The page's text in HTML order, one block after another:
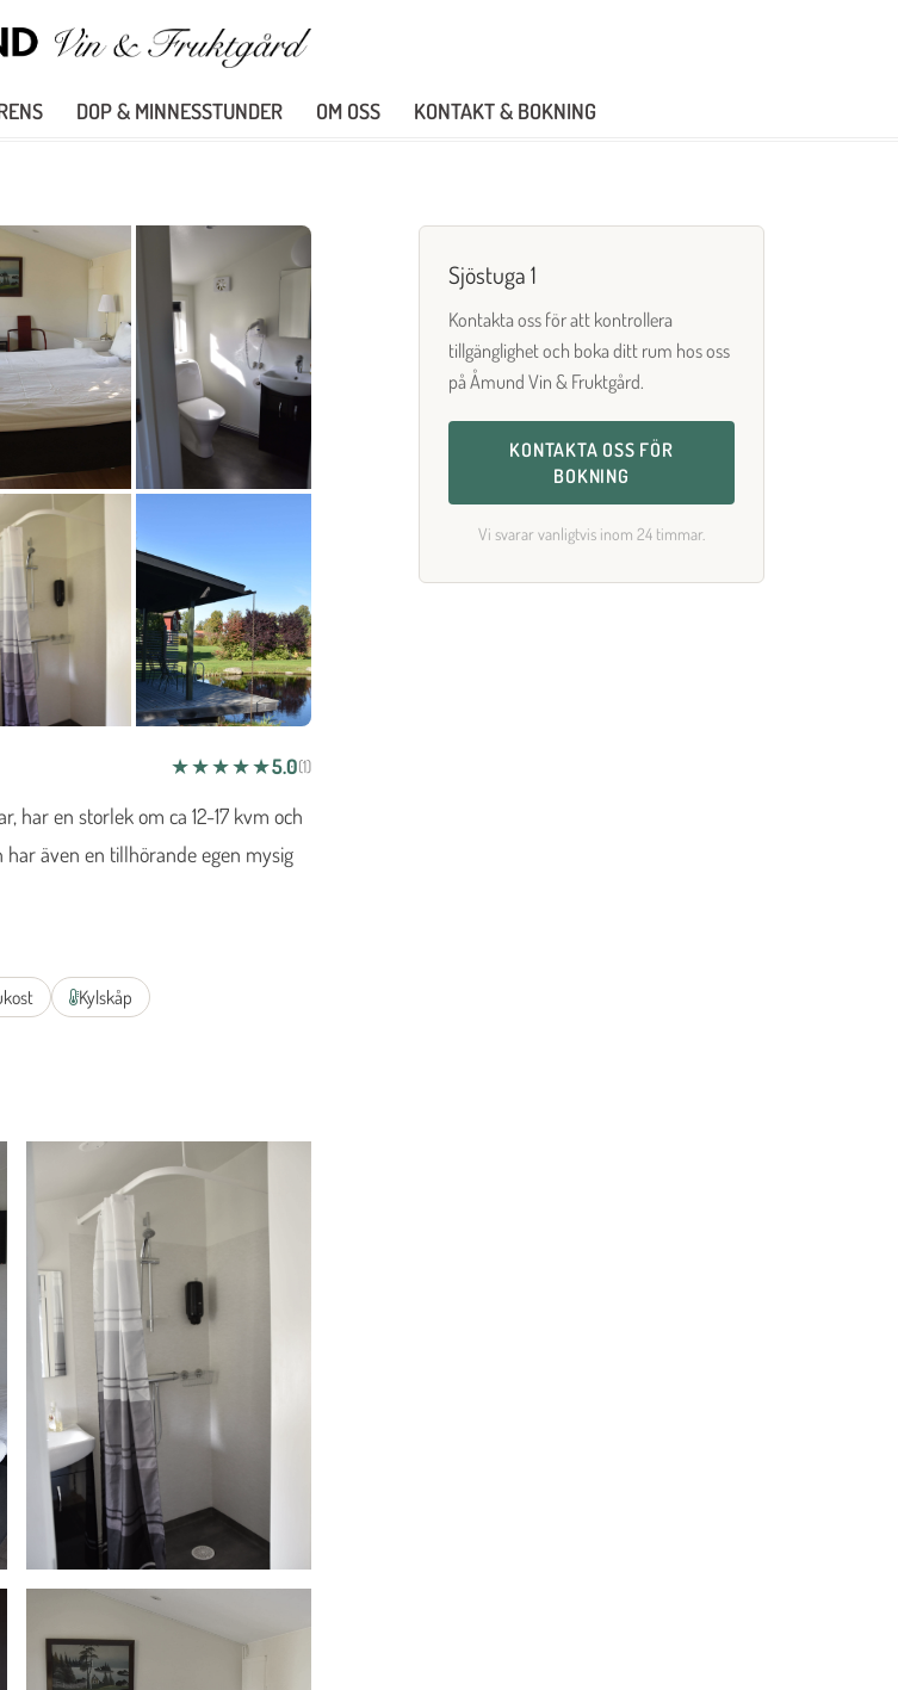
DOP & MINNESSTUNDER OM OSS KONTAKT & BOKNING
+4 foton
★★★★★5.0(1)
har en storlek om ca 12-17 kvm och
även en tillhörande egen mysig
Kylskåp
Sjöstuga 1
Kontakta oss för att kontrollera
tillgänglighet och boka ditt rum hos oss
på Åmund Vin & Fruktgård.
KONTAKTA OSS FÖR
BOKNING
Vi svarar vanligtvis inom 24 timmar.